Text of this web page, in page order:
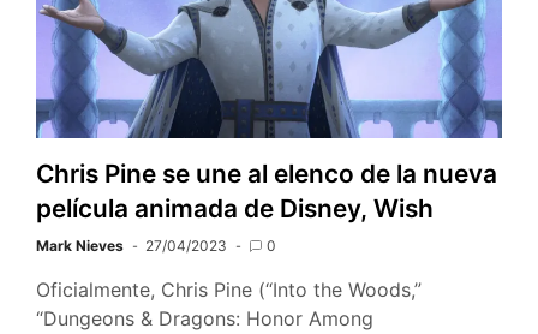
Chris Pine se une al elenco de la nueva
película animada de Disney, Wish
Mark Nieves 27/04/2023 0
Oficialmente, Chris Pine (“Into the Woods,”
“Dungeons & Dragons: Honor Among